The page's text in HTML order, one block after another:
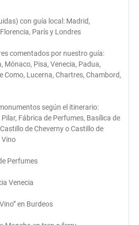
con guía local: Madrid,
París y Londres
comentados por nuestro guía:
Mónaco, Pisa, Venecia, Padua,
Como, Lucerna, Chartres, Chambord,
según el itinerario:
Fábrica de Perfumes, Basílica de
de Cheverny o Castillo de
Vino
Perfumes
Venecia
en Burdeos